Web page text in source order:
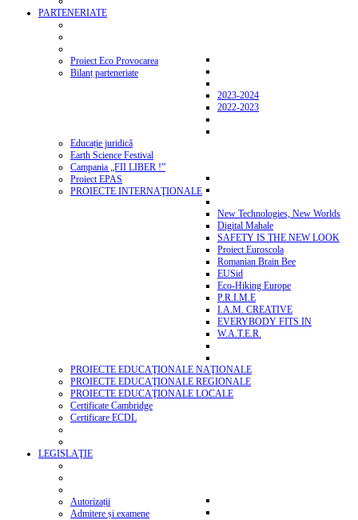
PARTENERIATE
Proiect Eco Provocarea
Bilanț parteneriate
2023-2024
2022-2023
Educație juridică
Earth Science Festival
Campania „FII LIBER !”
Proiect EPAS
PROIECTE INTERNAŢIONALE
New Technologies, New Worlds
Digital Mahale
SAFETY IS THE NEW LOOK
Proiect Euroscola
Romanian Brain Bee
EUSid
Eco-Hiking Europe
P.R.I.M.E
I.A.M. CREATIVE
EVERYBODY FITS IN
W.A.T.E.R.
PROIECTE EDUCAŢIONALE NAŢIONALE
PROIECTE EDUCAŢIONALE REGIONALE
PROIECTE EDUCAŢIONALE LOCALE
Certificate Cambridge
Certificare ECDL
LEGISLAŢIE
Autorizații
Admitere și examene